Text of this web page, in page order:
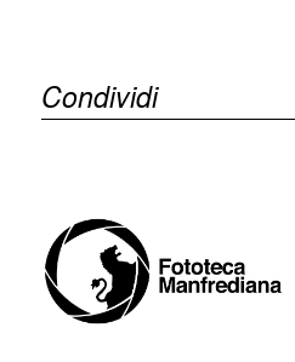
Condividi